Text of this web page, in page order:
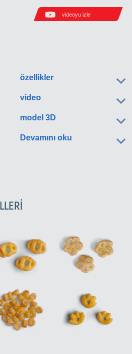
videoyu izle
özellikler
video
model 3D
Devamını oku